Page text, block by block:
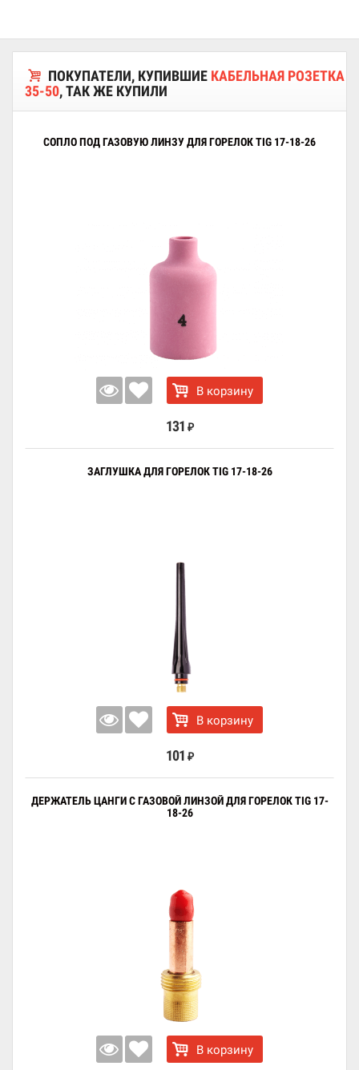
ПОКУПАТЕЛИ, КУПИВШИЕ КАБЕЛЬНАЯ РОЗЕТКА
35-50, ТАК ЖЕ КУПИЛИ
СОПЛО ПОД ГАЗОВУЮ ЛИНЗУ ДЛЯ ГОРЕЛОК TIG 17-18-26
В корзину
131 ₽
ЗАГЛУШКА ДЛЯ ГОРЕЛОК TIG 17-18-26
В корзину
101 ₽
ДЕРЖАТЕЛЬ ЦАНГИ С ГАЗОВОЙ ЛИНЗОЙ ДЛЯ ГОРЕЛОК TIG 17-
18-26
В корзину